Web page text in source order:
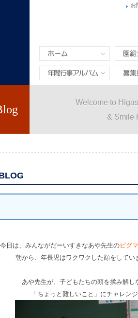
お
園紹介
年間行事&アルバム 募集要
Welcome to
& Smile
今日は、みんながだーいすきなあや先生のピグ
朝から、年長児はワクワクした顔をして
あや先生が、子どもたちの頭を揉み解し
「ちょっと難しいこと」にチャレン